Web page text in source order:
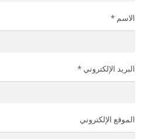
الاسم *
البريد الإلكتروني *
الموقع الإلكتروني